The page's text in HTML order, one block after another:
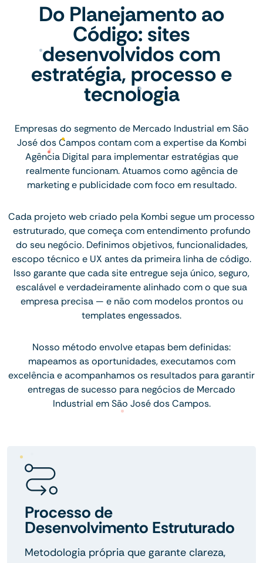
Do Planejamento ao
Código: sites
desenvolvidos com
estratégia, processo e
tecnologia
Empresas do segmento de Mercado Industrial em São
José dos Campos contam com a expertise da Kombi
Agência Digital para implementar estratégias que
realmente funcionam. Atuamos como agência de
marketing e publicidade com foco em resultado.
Cada projeto web criado pela Kombi segue um processo
estruturado, que começa com entendimento profundo
do seu negócio. Definimos objetivos, funcionalidades,
escopo técnico e UX antes da primeira linha de código.
Isso garante que cada site entregue seja único, seguro,
escalável e verdadeiramente alinhado com o que sua
empresa precisa — e não com modelos prontos ou
templates engessados.
Nosso método envolve etapas bem definidas:
mapeamos as oportunidades, executamos com
excelência e acompanhamos os resultados para garantir
entregas de sucesso para negócios de Mercado
Industrial em São José dos Campos.
Processo de
Desenvolvimento Estruturado
Metodologia própria que garante clareza,